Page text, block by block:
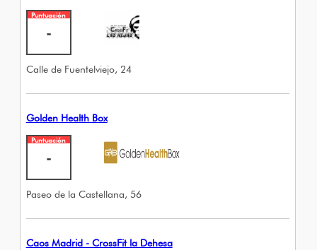
Puntuación
-
Calle de Fuentelviejo, 24
Golden Health Box
Puntuación
-
Paseo de la Castellana, 56
Caos Madrid - CrossFit la Dehesa